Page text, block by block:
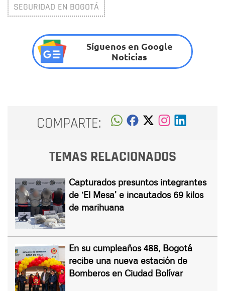
SEGURIDAD EN BOGOTÁ
Síguenos en Google
Noticias
COMPARTE:
TEMAS RELACIONADOS
Capturados presuntos integrantes
de ‘El Mesa’ e incautados 69 kilos
de marihuana
En su cumpleaños 488, Bogotá
recibe una nueva estación de
Bomberos en Ciudad Bolívar